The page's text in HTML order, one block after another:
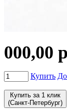
000,00
Купить
Купить за 1 клик
(Санкт-Петербург)